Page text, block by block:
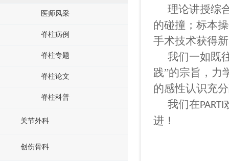
医师风采
脊柱病例
脊柱专题
脊柱论文
脊柱科普
关节外科
创伤骨科
理论讲授综
的碰撞；标本
手术技术获得
我们一如既
践”的宗旨，力
的感性认识充
我们在PARTI
进！